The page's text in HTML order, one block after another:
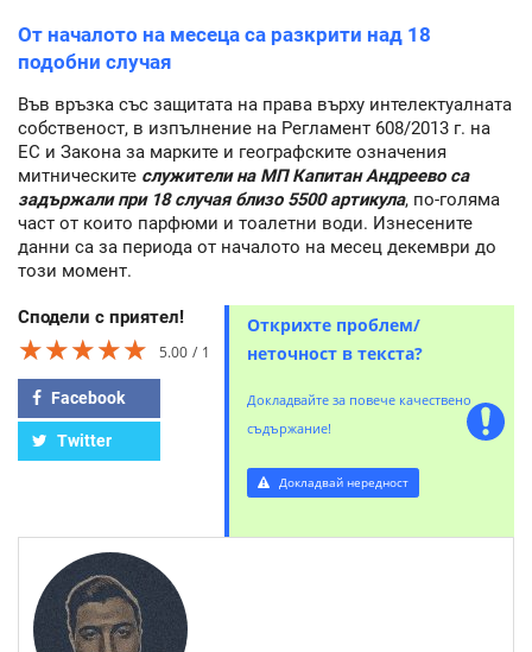
От началото на месеца са разкрити над 18
подобни случая
Във връзка със защитата на права върху интелектуалната
собственост, в изпълнение на Регламент 608/2013 г. на
ЕС и Закона за марките и географските означения
митническите служители на МП Капитан Андреево са
задържали при 18 случая близо 5500 артикула, по-голяма
част от които парфюми и тоалетни води. Изнесените
данни са за периода от началото на месец декември до
този момент.
Сподели с приятел!
★★★★★
★★★★★
★★★★★ 5.00 1
Facebook
Twitter
Открихте проблем/
неточност в текста?
Докладвайте за повече качествено
съдържание!
Докладвай нередност